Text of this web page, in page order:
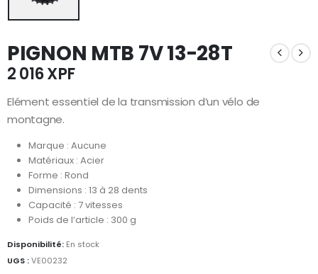
PIGNON MTB 7V 13-28T
2 016XPF
Elément essentiel de la transmission d’un vélo de
montagne.
Marque : Aucune
Matériaux : Acier
Forme : Rond
Dimensions : 13 à 28 dents
Capacité : 7 vitesses
Poids de l’article : 300 g
Disponibilité: En stock
UGS :VE00232